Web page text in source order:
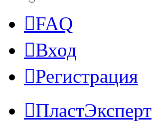
FAQ
Вход
Регистрация
ПластЭксперт